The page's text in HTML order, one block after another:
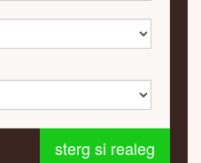
sterg si realeg